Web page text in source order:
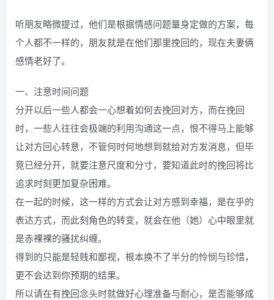
听朋友略微提过，他们是根据情感问题量身定做的方案，每
个人都不一样的，朋友就是在他们那里挽回的，现在夫妻俩
感情老好了。
一、注意时间问题
分开以后一些人都会一心想着如何去挽回对方，而在挽回
时，一些人往往会极端的利用沟通这一点，恨不得马上能够
让对方回心转意，不管何时何地想到就给对方发消息，但毕
竟已经分开，就要注意尺度和分寸，要知道此时的挽回将比
追求时刻更加复杂困难。
在一起的时候，这一样的方式会让对方感到幸福，是在乎的
表达方式，而此刻角色的转变，就会在他（她）心中眼里就
是赤裸裸的骚扰纠缠。
得到的只能是轻贱和鄙视，根本换不了半分的怜悯与珍惜，
更不会达到你预期的结果。
所以请在有挽回念头时就做好心理准备与耐心，是否能够成